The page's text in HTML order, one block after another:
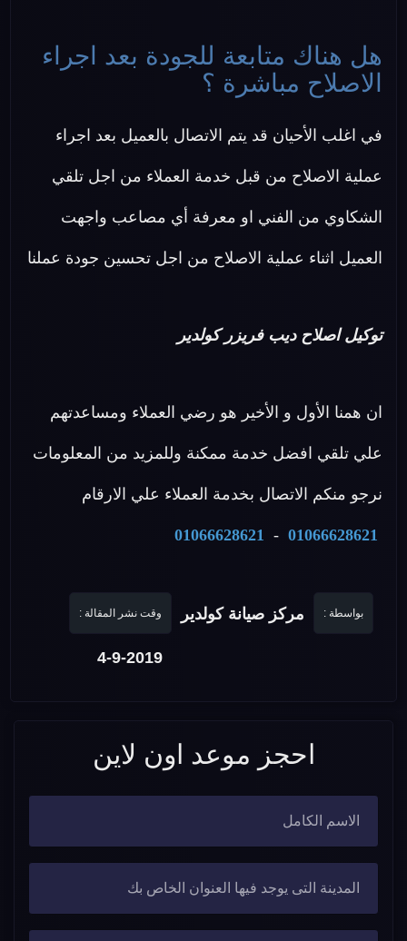
هل هناك متابعة للجودة بعد اجراء
الاصلاح مباشرة ؟
في اغلب الأحيان قد يتم الاتصال بالعميل بعد اجراء
عملية الاصلاح من قبل خدمة العملاء من اجل تلقي
الشكاوي من الفني او معرفة أي مصاعب واجهت
العميل اثناء عملية الاصلاح من اجل تحسين جودة عملنا
توكيل اصلاح ديب فريزر كولدير
ان همنا الأول و الأخير هو رضي العملاء ومساعدتهم
علي تلقي افضل خدمة ممكنة وللمزيد من المعلومات
نرجو منكم الاتصال بخدمة العملاء علي الارقام
01066628621
-
01066628621
بواسطة : مركز صيانة كولدير وقت نشر المقالة :
4-9-2019
احجز موعد اون لاين